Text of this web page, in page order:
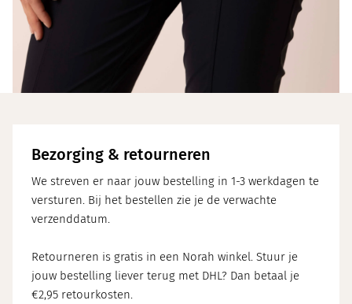
Bezorging & retourneren
We streven er naar jouw bestelling in 1-3 werkdagen te
versturen. Bij het bestellen zie je de verwachte
verzenddatum.
Retourneren is gratis in een Norah winkel. Stuur je
jouw bestelling liever terug met DHL? Dan betaal je
€2,95 retourkosten.